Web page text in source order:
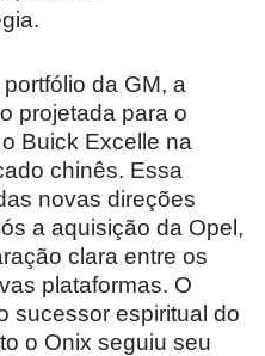
da GM, a
projetada para o
Buick Excelle na
chinês. Essa
novas direções
a aquisição da Opel,
clara entre os
plataformas. O
sucessor espiritual do
o Onix seguiu seu